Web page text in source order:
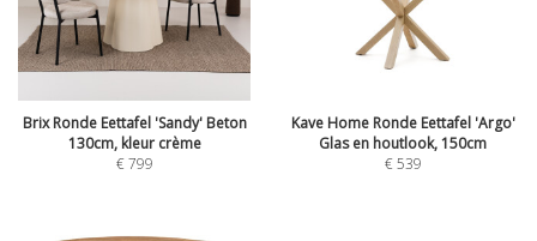
Brix Ronde Eettafel 'Sandy' Beton
130cm, kleur crème
€799
Kave Home Ronde Eettafel 'Argo'
Glas en houtlook, 150cm
€539